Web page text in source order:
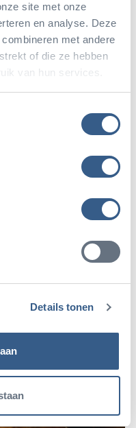
site met onze
en analyse. Deze
met andere
of die ze hebben
van hun services.
Details tonen
Dit is een
wat van zichzelf
lachspieren